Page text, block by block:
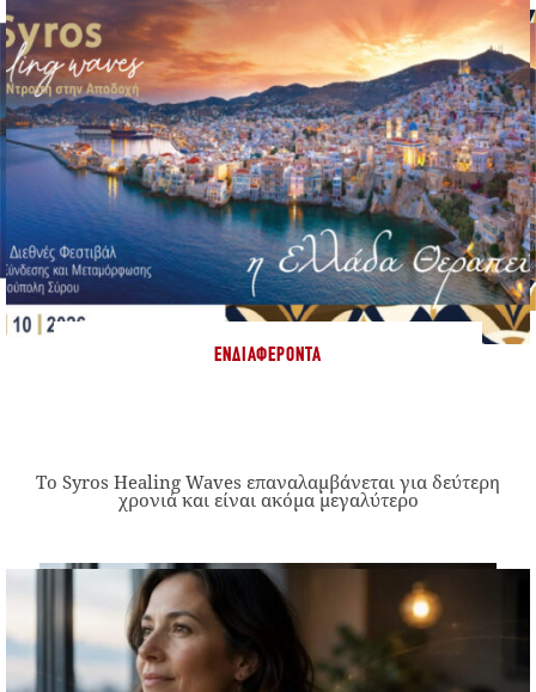
ΕΝΔΙΑΦΈΡΟΝΤΑ
Το Syros Healing Waves επαναλαμβάνεται για δεύτερη
χρονιά και είναι ακόμα μεγαλύτερο